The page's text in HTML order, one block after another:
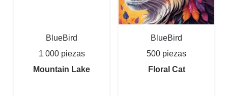
BlueBird
1 000 piezas
Mountain Lake
BlueBird
500 piezas
Floral Cat